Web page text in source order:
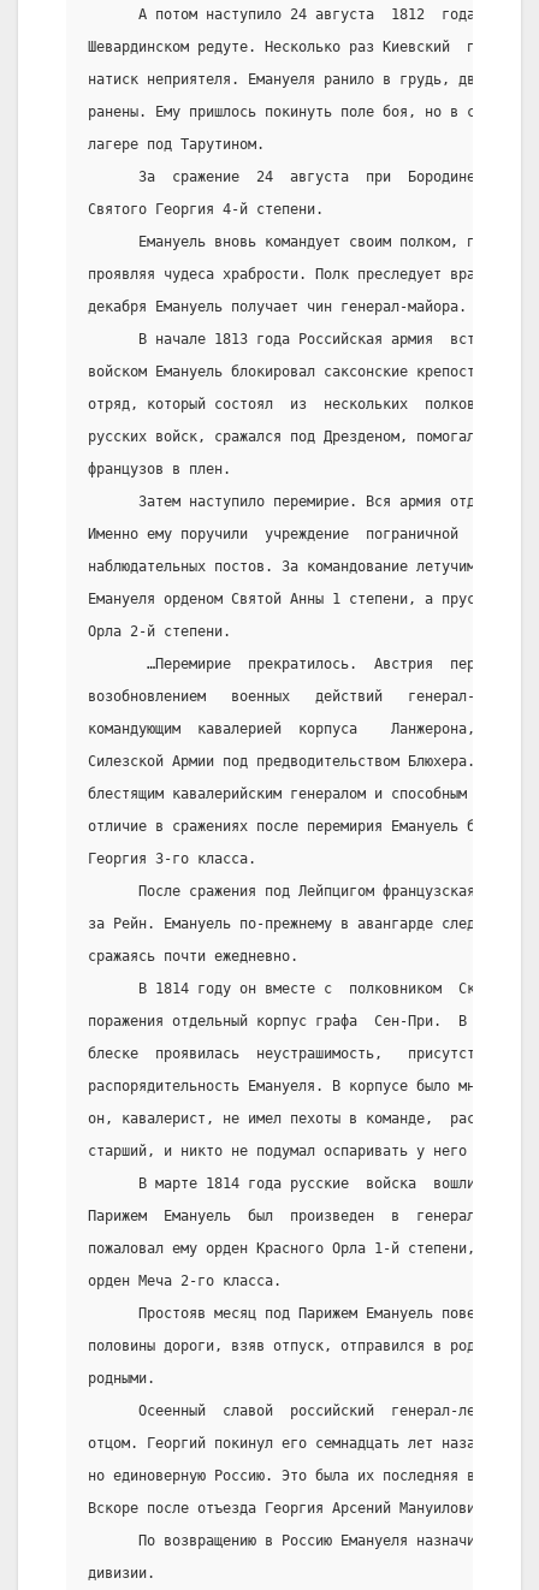
А потом наступило 24 августа  1812  года  и
Шевардинском редуте. Несколько раз Киевский  полк
натиск неприятеля. Емануеля ранило в грудь, две
ранены. Ему пришлось покинуть поле боя, но в
лагере под Тарутином.
За  сражение  24  августа  при  Бородине
Святого Георгия 4-й степени.
Емануель вновь командует своим полком,
проявляя чудеса храбрости. Полк преследует врага до
декабря Емануель получает чин генерал-майора.
В начале 1813 года Российская армия  вступила
войском Емануель блокировал саксонские крепости, а
отряд, который состоял  из  нескольких  полков.
русских войск, сражался под Дрезденом, помогал
французов в плен.
Затем наступило перемирие. Вся армия отдыхала.
Именно ему поручили  учреждение  пограничной  черты
наблюдательных постов. За командование летучим
Емануеля орденом Святой Анны 1 степени, а прусский
Орла 2-й степени.
…Перемирие  прекратилось.  Австрия  перешла
возобновлением   военных   действий   генерал-
командующим  кавалерией  корпуса    Ланжерона,
Силезской Армии под предводительством Блюхера.
блестящим кавалерийским генералом и способным
отличие в сражениях после перемирия Емануель был
Георгия 3-го класса.
После сражения под Лейпцигом французская армия
за Рейн. Емануель по-прежнему в авангарде следовал
сражаясь почти ежедневно.
В 1814 году он вместе с  полковником
поражения отдельный корпус графа  Сен-При.  В  боях
блеске  проявилась  неустрашимость,   присутствие
распорядительность Емануеля. В корпусе было много
он, кавалерист, не имел пехоты в команде,
старший, и никто не подумал оспаривать у него
В марте 1814 года русские  войска  вошли  в
Парижем  Емануель  был  произведен  в  генерал-
пожаловал ему орден Красного Орла 1-й степени, а
орден Меча 2-го класса.
Простояв месяц под Парижем Емануель повел свой
половины дороги, взяв отпуск, отправился в родной
родными.
Осеенный  славой  российский  генерал-
отцом. Георгий покинул его семнадцать лет назад,
но единоверную Россию. Это была их последняя
Вскоре после отъезда Георгия Арсений Мануилович
По возвращению в Россию Емануеля назначили
дивизии.